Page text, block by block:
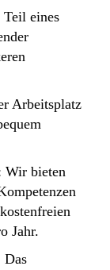
eines
Arbeitsplatz
Wir bieten
Jahr.
Das